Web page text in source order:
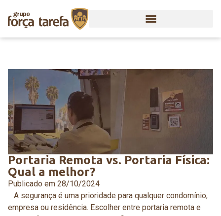
Portaria Remota vs. Portaria Física:
Qual a melhor?
Publicado em 28/10/2024
A segurança é uma prioridade para qualquer condomínio,
empresa ou residência. Escolher entre portaria remota e